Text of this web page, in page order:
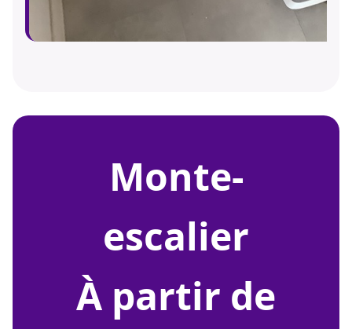
monte-
escalier
À partir de